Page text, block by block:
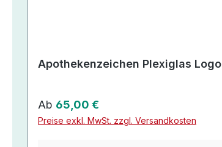
Apothekenzeichen Plexiglas Logo
Regulärer Preis:
Ab 65,00 €
Preise exkl. MwSt. zzgl. Versandkosten